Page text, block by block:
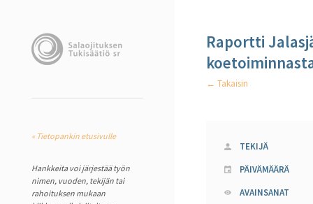
« Tietopankin etusivulle
Hankkeita voi järjestää työn
nimen, vuoden, tekijän tai
rahoituksen mukaan
Raportti
← Takaisin
TEKIJÄ
PÄIVÄMÄÄRÄ
AVAINSANAT